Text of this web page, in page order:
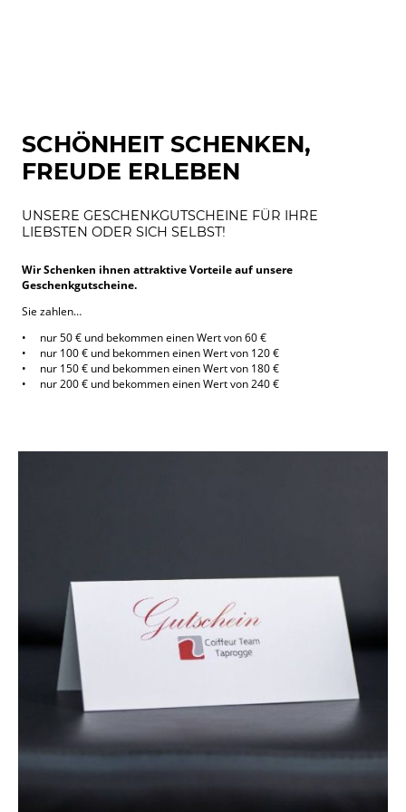
SCHÖNHEIT SCHENKEN,
FREUDE ERLEBEN
UN­SERE GESCHENKGUTSCHEINE FÜR IHRE
LIEB­STEN ODER SICH SELBST!
Wir Schenken ih­nen at­trak­tive Vorteile auf un­sere
Geschenkgutscheine.
Sie zahlen…
• nur 50 € und bekom­men einen Wert von 60 €
• nur 100 € und bekom­men einen Wert von 120 €
• nur 150 € und bekom­men einen Wert von 180 €
• nur 200 € und bekom­men einen Wert von 240 €